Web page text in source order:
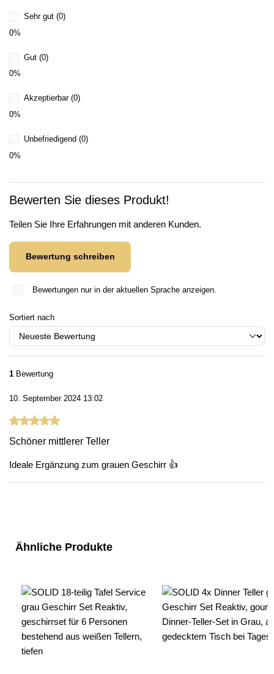
Sehr gut (0)
0%
Gut (0)
0%
Akzeptierbar (0)
0%
Unbefriedigend (0)
0%
Bewerten Sie dieses Produkt!
Teilen Sie Ihre Erfahrungen mit anderen Kunden.
Bewertung schreiben
Bewertungen nur in der aktuellen Sprache anzeigen.
Sortiert nach
1 Bewertung
10. September 2024 13:02
Bewertung mit 5 von 5 Sternen
Schöner mittlerer Teller
Ideale Ergänzung zum grauen Geschirr 👍
Produktgalerie überspringen
Ähnliche Produkte